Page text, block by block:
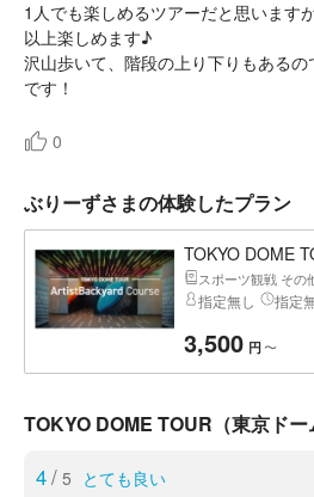
1人でも楽しめるツアーだと思います
以上楽しめます♪
沢山歩いて、階段の上り下りもある
です！
0
ぶりーずさまの体験したプラン
TOKYO DOME
スポーツ観戦 その
指定無し 指定
3,500 円 〜
TOKYO DOME TOUR（東京ドー
4/ 5 とても良い